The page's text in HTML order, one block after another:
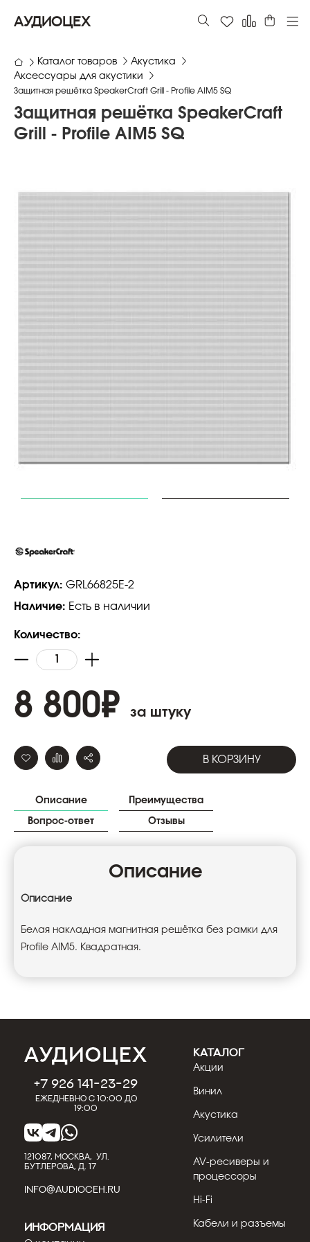
АУДИОЦЕХ
Каталог товаров
Акустика
Аксессуары для акустики
Защитная решётка SpeakerCraft Grill - Profile AIM5 SQ
Защитная решётка SpeakerCraft
Grill - Profile AIM5 SQ
Артикул: GRL66825E-2
Наличие: Есть в наличии
Количество:
8 800₽ за штуку
В КОРЗИНУ
Описание Преимущества
Вопрос-ответ Отзывы
Описание
Описание
Белая накладная магнитная решётка без рамки для
Profile AIM5. Квадратная.
+7 926 141-23-29
Ежедневно с 10:00 до
19:00
121087, МОСКВА, УЛ.
БУТЛЕРОВА, Д. 17
INFO@AUDIOCEH.RU
КАТАЛОГ
Акции
Винил
Акустика
Усилители
AV-ресиверы и
процессоры
Hi-Fi
Кабели и разъемы
Информация